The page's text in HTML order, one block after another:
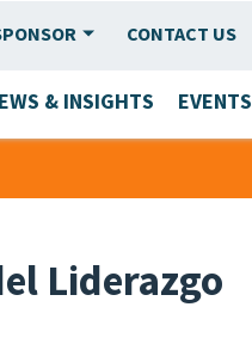
CONTACT US
& INSIGHTS EVENTS
Liderazgo